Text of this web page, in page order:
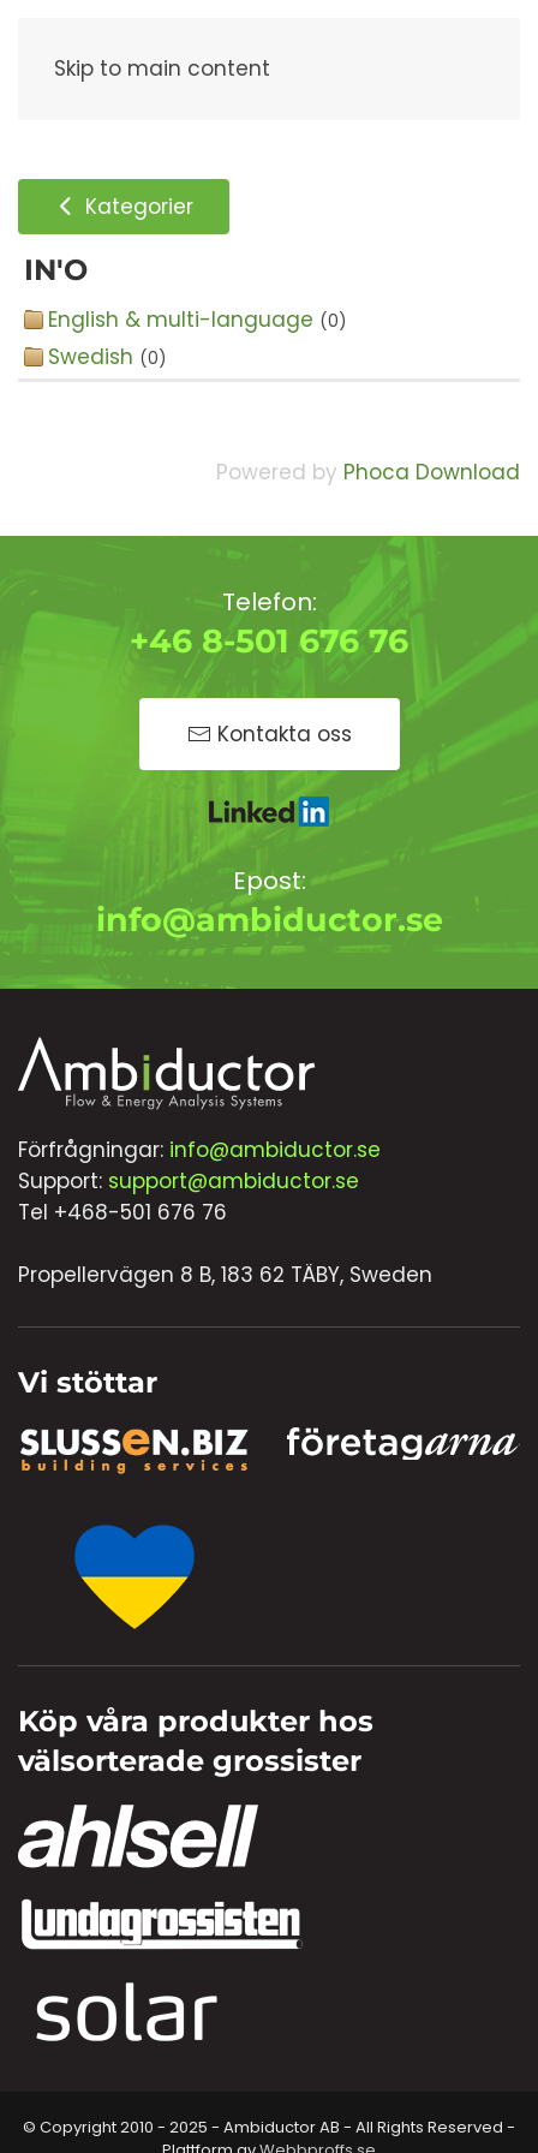
Skip to main content
Kategorier
IN'O
English & multi-language (0)
Swedish (0)
Powered by Phoca Download
Telefon:
+46 8-501 676 76
Kontakta oss
Epost:
info@ambiductor.se
Förfrågningar: info@ambiductor.se
Support: support@ambiductor.se
Tel +468-501 676 76
Propellervägen 8 B, 183 62 TÄBY, Sweden
Vi stöttar
Köp våra produkter hos
välsorterade grossister
© Copyright 2010 - 2025 - Ambiductor AB - All Rights Reserved -